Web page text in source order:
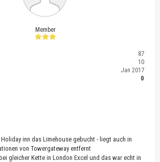
Member
87
10
Jan 2017
0
inn das Limehouse gebucht - liegt auch in
von Towergateway entfernt
gleicher Kette in London Excel und das war echt in